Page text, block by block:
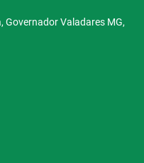
Governador Valadares MG,